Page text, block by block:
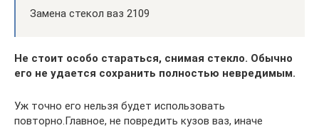
Замена стекол ваз 2109
Не стоит особо стараться, снимая стекло. Обычно
его не удается сохранить полностью невредимым.
Уж точно его нельзя будет использовать
повторно.Главное, не повредить кузов ваз, иначе